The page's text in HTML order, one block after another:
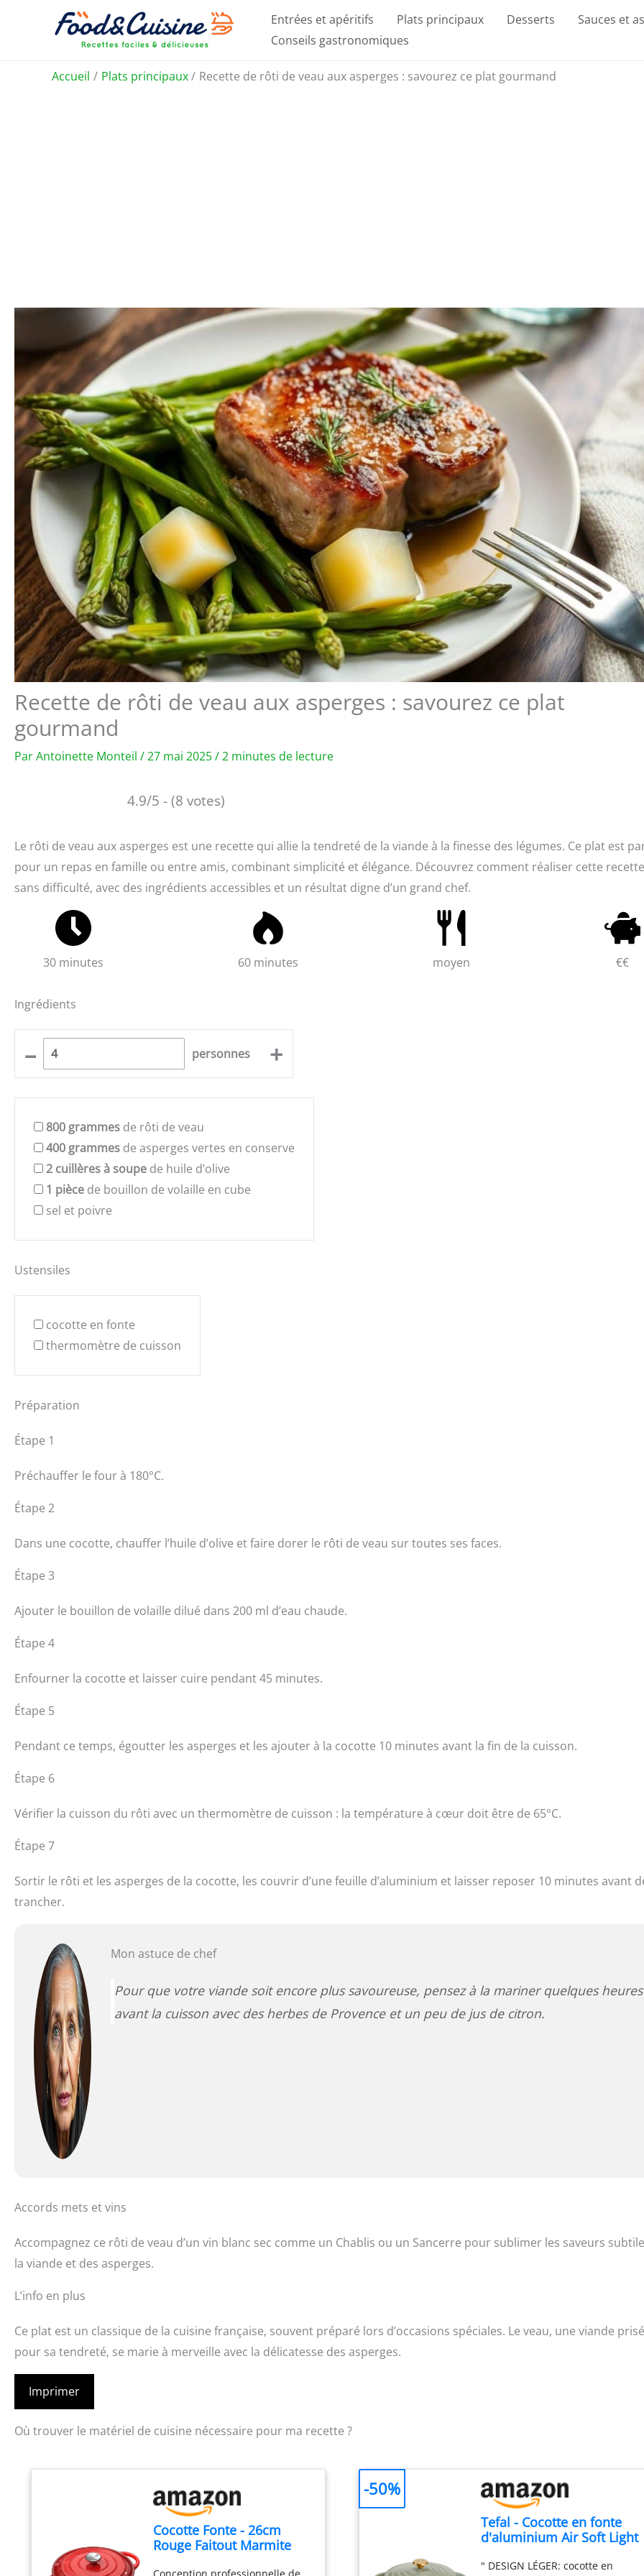
Entrées et apéritifs Plats principaux Desserts
Sauces et
Conseils gastronomiques
Accueil Plats principaux Recette de rôti de veau aux asperges : savourez ce plat gourmand
Recette de rôti de veau aux asperges : savourez ce plat
gourmand
ParAntoinette Monteil /27 mai 2025/2 minutes de lecture
4.9/5 - (8 votes)
Le rôti de veau aux asperges est une recette qui allie la tendreté de la viande à la finesse des légumes. Ce plat est
pour un repas en famille ou entre amis, combinant simplicité et élégance. Découvrez comment réaliser cette recette
sans difficulté, avec des ingrédients accessibles et un résultat digne d’un grand chef.
30 minutes 60 minutes moyen €€
Ingrédients
– personnes +
800 grammes de rôti de veau
400 grammes de asperges vertes en conserve
2 cuillères à soupe de huile d’olive
1 pièce de bouillon de volaille en cube
sel et poivre
Ustensiles
cocotte en fonte
thermomètre de cuisson
Préparation
Étape 1
Préchauffer le four à 180°C.
Étape 2
Dans une cocotte, chauffer l’huile d’olive et faire dorer le rôti de veau sur toutes ses faces.
Étape 3
Ajouter le bouillon de volaille dilué dans 200 ml d’eau chaude.
Étape 4
Enfourner la cocotte et laisser cuire pendant 45 minutes.
Étape 5
Pendant ce temps, égoutter les asperges et les ajouter à la cocotte 10 minutes avant la fin de la cuisson.
Étape 6
Vérifier la cuisson du rôti avec un thermomètre de cuisson : la température à cœur doit être de 65°C.
Étape 7
Sortir le rôti et les asperges de la cocotte, les couvrir d’une feuille d’aluminium et laisser reposer 10 minutes avant
trancher.
Mon astuce de chef
Pour que votre viande soit encore plus savoureuse, pensez à la mariner quelques heures
avant la cuisson avec des herbes de Provence et un peu de jus de citron.
Accords mets et vins
Accompagnez ce rôti de veau d’un vin blanc sec comme un Chablis ou un Sancerre pour sublimer les saveurs
la viande et des asperges.
L’info en plus
Ce plat est un classique de la cuisine française, souvent préparé lors d’occasions spéciales. Le veau, une viande
pour sa tendreté, se marie à merveille avec la délicatesse des asperges.
Imprimer
Où trouver le matériel de cuisine nécessaire pour ma recette ?
Cocotte Fonte - 26cm
Rouge Faitout Marmite
Conception professionnelle de
Tefal - Cocotte en fonte
d'aluminium Air Soft Light
" DESIGN LÉGER: cocotte en
-50%